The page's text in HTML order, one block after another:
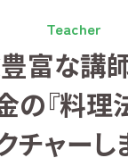
Teacher
富な講
の『料理
チャーし